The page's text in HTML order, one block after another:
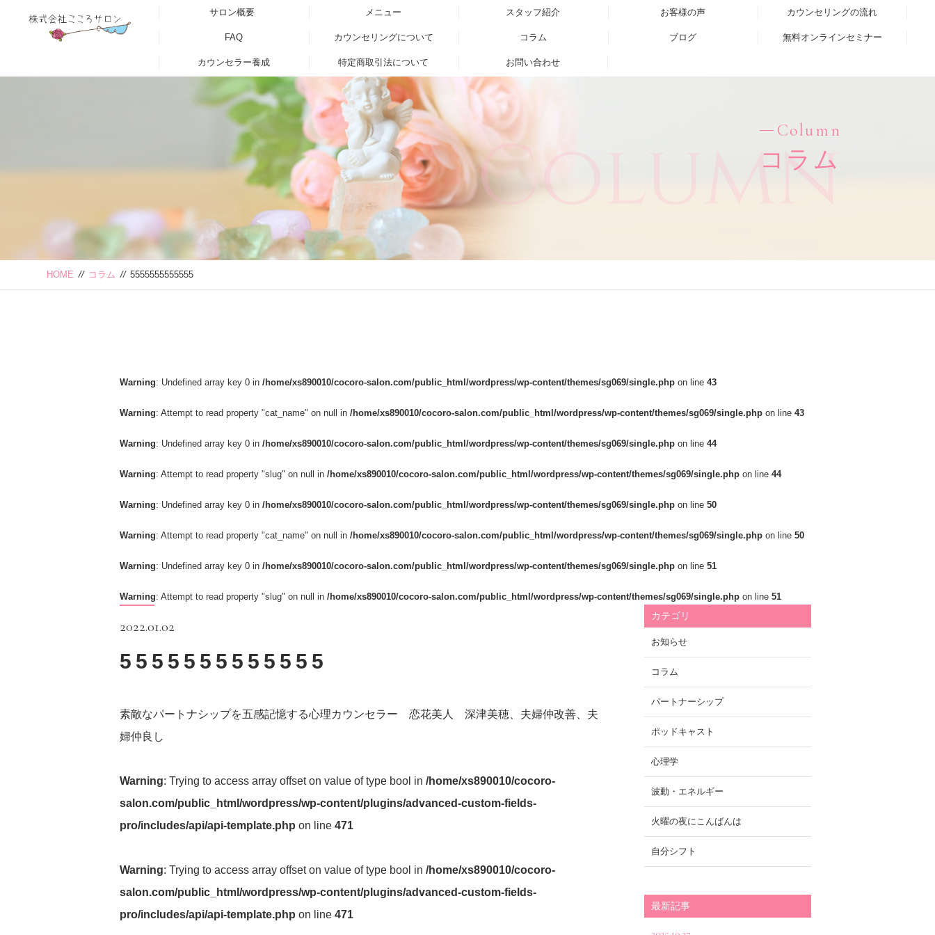
サロン概要 メニュー スタッフ紹介 お客様の声 カウンセリングの流れ
FAQ カウンセリングについて コラム ブログ 無料オンラインセミナー
カウンセラー養成 特定商取引法について お問い合わせ
Column
コラム
Column
HOME // コラム // 5555555555555
Warning: Undefined array key 0 in /home/xs890010/cocoro-salon.com/public_html/wordpress/wp-content/themes/sg069/single.php on line 43
Warning: Attempt to read property "cat_name" on null in /home/xs890010/cocoro-salon.com/public_html/wordpress/wp-content/themes/sg069/single.php on line 43
Warning: Undefined array key 0 in /home/xs890010/cocoro-salon.com/public_html/wordpress/wp-content/themes/sg069/single.php on line 44
Warning: Attempt to read property "slug" on null in /home/xs890010/cocoro-salon.com/public_html/wordpress/wp-content/themes/sg069/single.php on line 44
Warning: Undefined array key 0 in /home/xs890010/cocoro-salon.com/public_html/wordpress/wp-content/themes/sg069/single.php on line 50
Warning: Attempt to read property "cat_name" on null in /home/xs890010/cocoro-salon.com/public_html/wordpress/wp-content/themes/sg069/single.php on line 50
Warning: Undefined array key 0 in /home/xs890010/cocoro-salon.com/public_html/wordpress/wp-content/themes/sg069/single.php on line 51
Warning: Attempt to read property "slug" on null in /home/xs890010/cocoro-salon.com/public_html/wordpress/wp-content/themes/sg069/single.php on line 51
2022.01.02
5555555555555
素敵なパートナシップを五感記憶する心理カウンセラー 恋花美人 深津美穂、夫婦仲改善、夫
婦仲良し
Warning: Trying to access array offset on value of type bool in /home/xs890010/cocoro-
salon.com/public_html/wordpress/wp-content/plugins/advanced-custom-fields-
pro/includes/api/api-template.php on line 471
Warning: Trying to access array offset on value of type bool in /home/xs890010/cocoro-
salon.com/public_html/wordpress/wp-content/plugins/advanced-custom-fields-
pro/includes/api/api-template.php on line 471
カテゴリ
お知らせ
コラム
パートナーシップ
ポッドキャスト
心理学
波動・エネルギー
火曜の夜にこんばんは
自分シフト
最新記事